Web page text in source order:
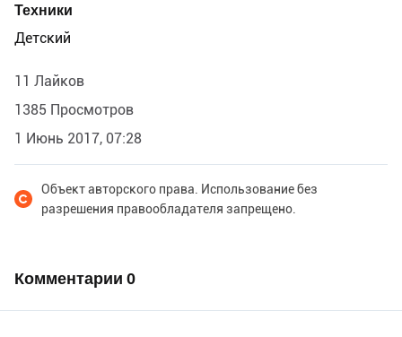
Техники
Детский
11 Лайков
1385 Просмотров
1 Июнь 2017, 07:28
Объект авторского права. Использование без
разрешения правообладателя запрещено.
Комментарии 0